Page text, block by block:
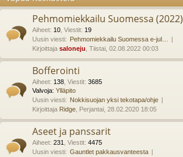
Pehmomiekkailu Suomessa (2022)
Aiheet: 10 Viestit: 19
Uusin viesti: Pehmomiekkailu Suomessa e-jul…
Kirjoittaja saloneju , Tiistai, 02.08.2022 00:03
Bofferointi
Aiheet: 138 Viestit: 3685
Valvoja: Ylläpito
Uusin viesti: Nokkisuojan yksi tekotapa/ohje
Kirjoittaja Ridge , Perjantai, 28.02.2020 18:05
Aseet ja panssarit
Aiheet: 231 Viestit: 4475
Uusin viesti: Gauntlet pakkausvanteesta